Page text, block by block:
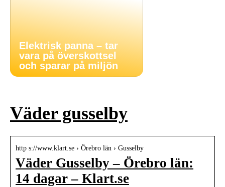
Elektrisk panna – tar
vara på överskottsel
och sparar på miljön
Väder gusselby
http s://www.klart.se › Örebro län › Gusselby
Väder Gusselby – Örebro län:
14 dagar – Klart.se